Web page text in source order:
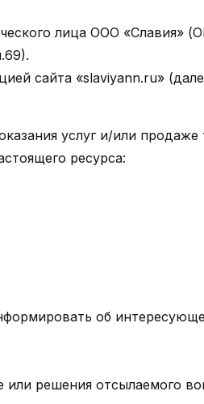
лица ООО «Славия»
сайта «slaviyann.ru»
услуг и/или
ресурса:
об
или решения отсылаемого